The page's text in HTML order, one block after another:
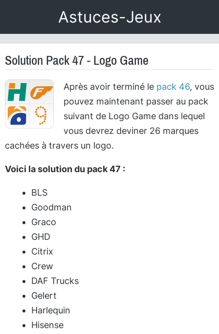
Astuces-Jeux
Solution Pack 47 - Logo Game
Après avoir terminé le pack 46, vous
pouvez maintenant passer au pack
suivant de Logo Game dans lequel
vous devrez deviner 26 marques
cachées à travers un logo.
Voici la solution du pack 47 :
BLS
Goodman
Graco
GHD
Citrix
Crew
DAF Trucks
Gelert
Harlequin
Hisense